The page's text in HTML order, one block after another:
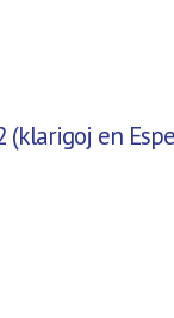
(klarigoj en